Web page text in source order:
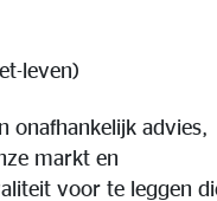
leven)
onafhankelijk advies,
markt en
voor te leggen